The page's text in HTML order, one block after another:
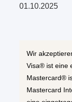
01.10.2025
Wir
Visa® ist eine
Mastercard®
Mastercard